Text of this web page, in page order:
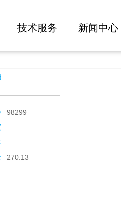
技术服务 新闻中心
98299
270.13